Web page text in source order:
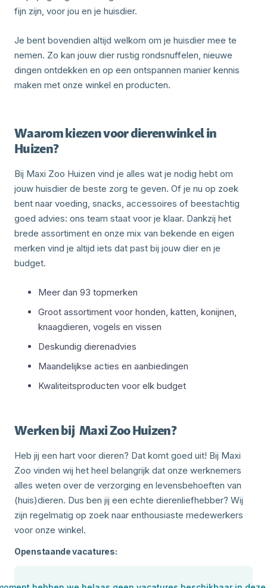
fijn zijn, voor jou en je huisdier.
Je bent bovendien altijd welkom om je huisdier mee te
nemen. Zo kan jouw dier rustig rondsnuffelen, nieuwe
dingen ontdekken en op een ontspannen manier kennis
maken met onze winkel en producten.
Waarom kiezen voor dierenwinkel in
Huizen?
Bij Maxi Zoo Huizen vind je alles wat je nodig hebt om
jouw huisdier de beste zorg te geven. Of je nu op zoek
bent naar voeding, snacks, accessoires of beestachtig
goed advies: ons team staat voor je klaar. Dankzij het
brede assortiment en onze mix van bekende en eigen
merken vind je altijd iets dat past bij jouw dier en je
budget.
Meer dan 93 topmerken
Groot assortiment voor honden, katten, konijnen,
knaagdieren, vogels en vissen
Deskundig dierenadvies
Maandelijkse acties en aanbiedingen
Kwaliteitsproducten voor elk budget
Werken bij Maxi Zoo Huizen?
Heb jij een hart voor dieren? Dat komt goed uit! Bij Maxi
Zoo vinden wij het heel belangrijk dat onze werknemers
alles weten over de verzorging en levensbehoeften van
(huis)dieren. Dus ben jij een echte dierenliefhebber? Wij
zijn regelmatig op zoek naar enthousiaste medewerkers
voor onze winkel.
Openstaande vacatures: